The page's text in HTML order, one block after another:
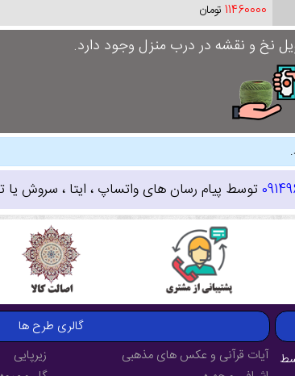
11460000 تومان
نخ و نقشه در درب منزل وجود دارد.
توسط پیام رسان های واتساپ ، ایتا ، سروش یا
گالری طرح ها
آیات قرآنی و عکس های مذهبی
زیرپایی